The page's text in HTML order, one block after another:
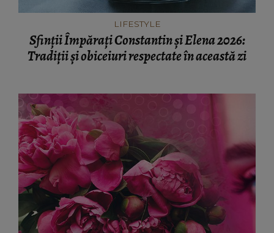
LIFESTYLE
Sfinții Împărați Constantin și Elena 2026:
Tradiții și obiceiuri respectate în această zi